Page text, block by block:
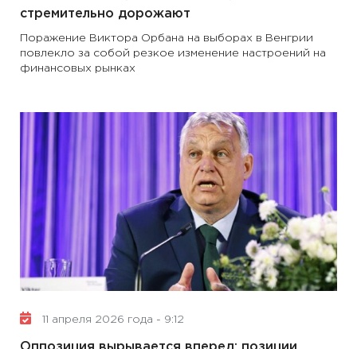
стремительно дорожают
Поражение Виктора Орбана на выборах в Венгрии
повлекло за собой резкое изменение настроений на
финансовых рынках
11 апреля 2026 года - 9:12